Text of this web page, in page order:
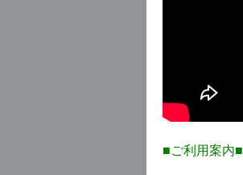
■ご利用案内■